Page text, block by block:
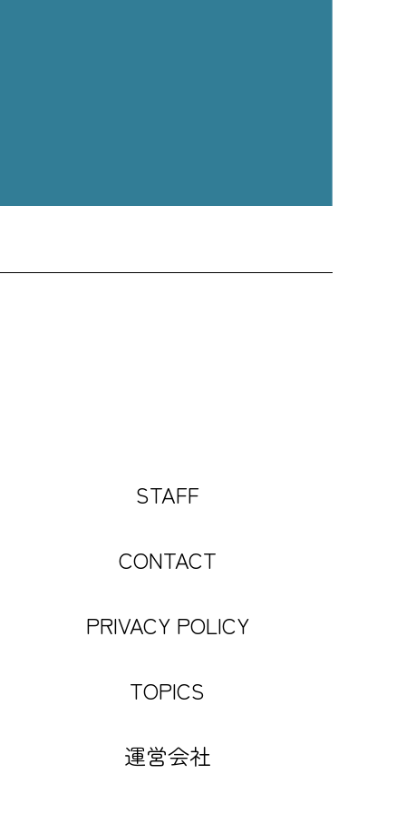
STAFF
CONTACT
PRIVACY POLICY
TOPICS
運営会社